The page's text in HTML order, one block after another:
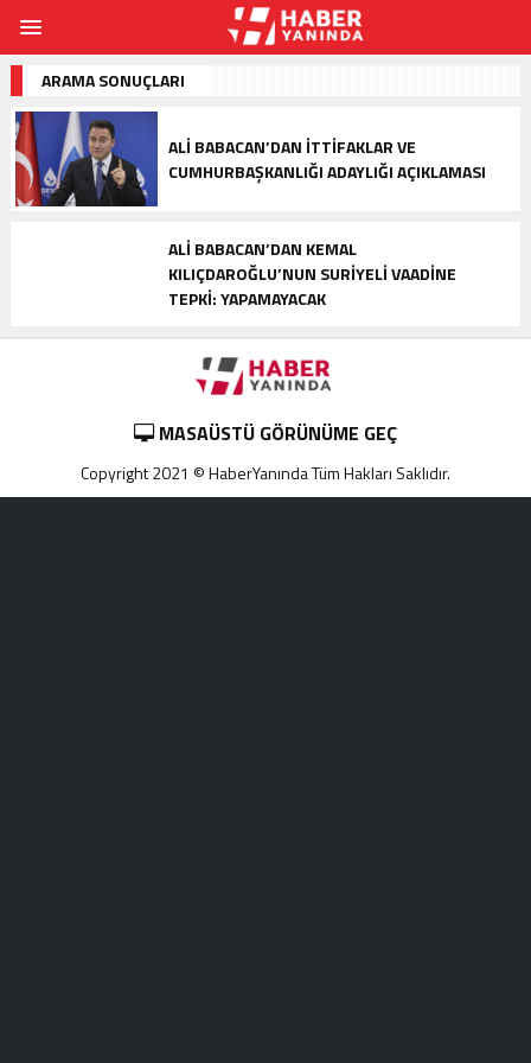
ARAMA SONUÇLARI
ALI BABACAN’DAN ITTIFAKLAR VE
CUMHURBAŞKANLIĞI ADAYLIĞI AÇIKLAMASI
ALI BABACAN’DAN KEMAL
KILIÇDAROĞLU’NUN SURIYELI VAADINE
TEPKI: YAPAMAYACAK
MASAÜSTÜ GÖRÜNÜME GEÇ
Copyright 2021 © HaberYanında Tüm Hakları Saklıdır.